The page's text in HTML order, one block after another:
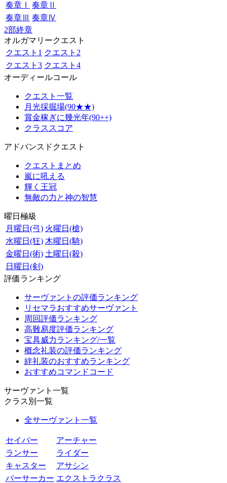
奏章Ⅰ
奏章Ⅱ
奏章Ⅲ 奏章Ⅳ
2部終章
オルガマリークエスト
クエスト1 クエスト2
クエスト3 クエスト4
オーディールコール
クエスト一覧
月光採掘場(90★★)
賞金稼ぎに幾光年(90++)
クラススコア
アドバンスドクエスト
クエストまとめ
嵐に吼える
輝く王冠
無敵の力と神の智慧
曜日極級
月曜日(弓) 火曜日(槍)
水曜日(狂) 木曜日(騎)
金曜日(術) 土曜日(殺)
日曜日(剣)
評価ランキング
サーヴァントの評価ランキング
リセマラおすすめサーヴァント
周回評価ランキング
高難易度評価ランキング
宝具威力ランキング/一覧
概念礼装の評価ランキング
絆礼装のおすすめランキング
おすすめコマンドコード
サーヴァント一覧
クラス別一覧
全サーヴァント一覧
セイバー
アーチャー
ランサー
ライダー
キャスター
アサシン
バーサーカー エクストラクラス